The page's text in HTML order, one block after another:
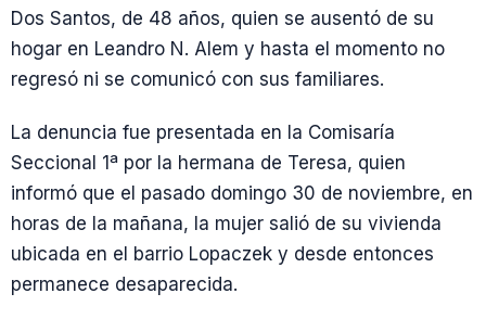
Dos Santos, de 48 años, quien se ausentó de su
hogar en Leandro N. Alem y hasta el momento no
regresó ni se comunicó con sus familiares.
La denuncia fue presentada en la Comisaría
Seccional 1ª por la hermana de Teresa, quien
informó que el pasado domingo 30 de noviembre, en
horas de la mañana, la mujer salió de su vivienda
ubicada en el barrio Lopaczek y desde entonces
permanece desaparecida.